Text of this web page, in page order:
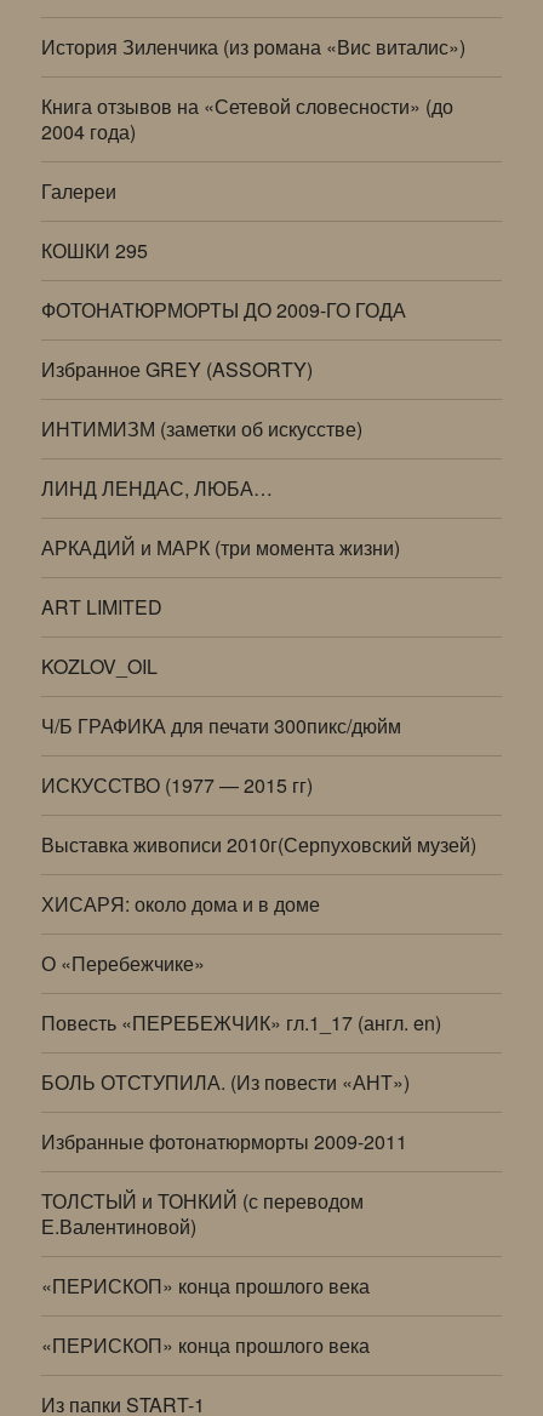
История Зиленчика (из романа «Вис виталис»)
Книга отзывов на «Сетевой словесности» (до
2004 года)
Галереи
КОШКИ 295
ФОТОНАТЮРМОРТЫ ДО 2009-ГО ГОДА
Избранное GREY (ASSORTY)
ИНТИМИЗМ (заметки об искусстве)
ЛИНД ЛЕНДАС, ЛЮБА…
АРКАДИЙ и МАРК (три момента жизни)
ART LIMITED
KOZLOV_OIL
Ч/Б ГРАФИКА для печати 300пикс/дюйм
ИСКУССТВО (1977 — 2015 гг)
Выставка живописи 2010г(Серпуховский музей)
ХИСАРЯ: около дома и в доме
О «Перебежчике»
Повесть «ПЕРЕБЕЖЧИК» гл.1_17 (англ. en)
БОЛЬ ОТСТУПИЛА. (Из повести «АНТ»)
Избранные фотонатюрморты 2009-2011
ТОЛСТЫЙ и ТОНКИЙ (с переводом
Е.Валентиновой)
«ПЕРИСКОП» конца прошлого века
«ПЕРИСКОП» конца прошлого века
Из папки START-1